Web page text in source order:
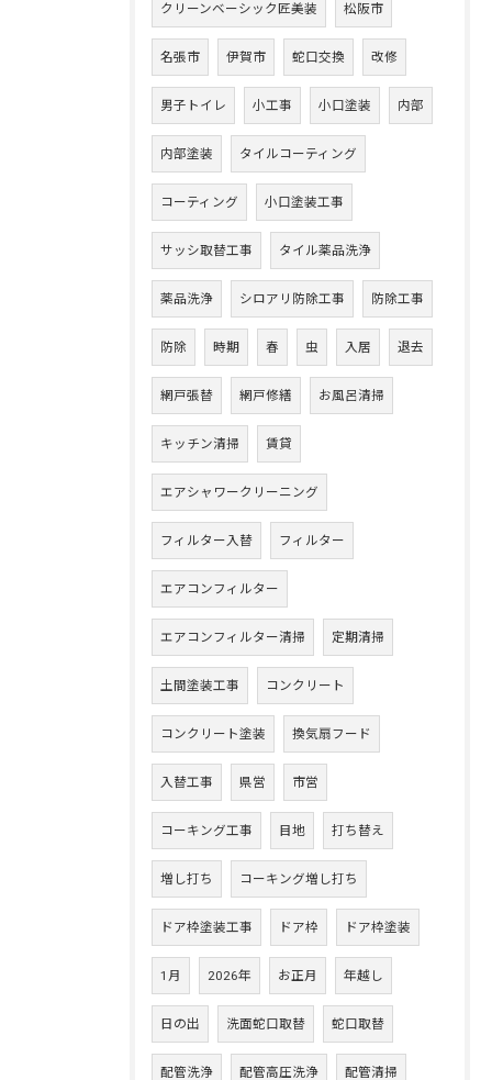
クリーンベーシック匠美装 松阪市
名張市 伊賀市 蛇口交換 改修
男子トイレ 小工事 小口塗装 内部
内部塗装 タイルコーティング
コーティング 小口塗装工事
サッシ取替工事 タイル薬品洗浄
薬品洗浄 シロアリ防除工事 防除工事
防除 時期 春 虫 入居 退去
網戸張替 網戸修繕 お風呂清掃
キッチン清掃 賃貸
エアシャワークリーニング
フィルター入替 フィルター
エアコンフィルター
エアコンフィルター清掃 定期清掃
土間塗装工事 コンクリート
コンクリート塗装 換気扇フード
入替工事 県営 市営
コーキング工事 目地 打ち替え
増し打ち コーキング増し打ち
ドア枠塗装工事 ドア枠 ドア枠塗装
1月 2026年 お正月 年越し
日の出 洗面蛇口取替 蛇口取替
配管洗浄 配管高圧洗浄 配管清掃